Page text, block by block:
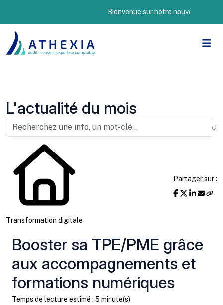
Bienvenue sur notre nouveau site
L'actualité du mois
Transformation digitale
Partager sur :
Booster sa TPE/PME grâce
aux accompagnements et
formations numériques
Temps de lecture estimé : 5 minute(s)